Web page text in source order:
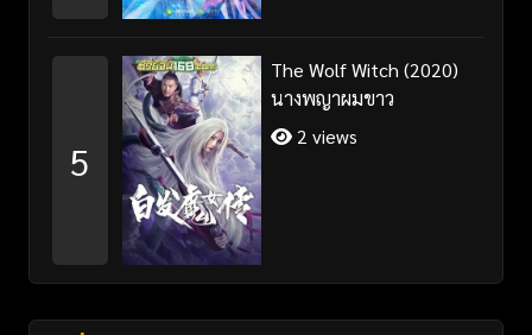
5
The Wolf Witch (2020)
นางพญาผมขาว
2 views